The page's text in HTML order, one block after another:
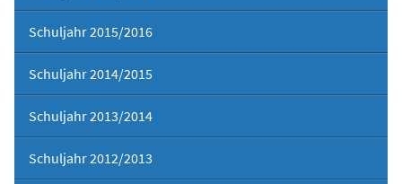
Schuljahr 2015/2016
Schuljahr 2014/2015
Schuljahr 2013/2014
Schuljahr 2012/2013